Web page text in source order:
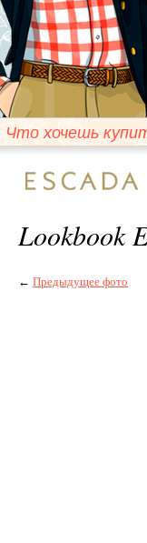
Что хочешь
Lookbook
← Предыдущее фото